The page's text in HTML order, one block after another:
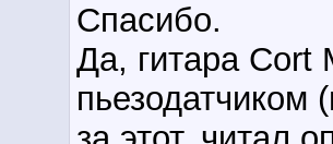
Спасибо.
Да, гитара Cort
пьезодатчиком